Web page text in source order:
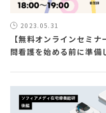
2023.05.31
【無料オンラインセミ
問看護を始める前に準備